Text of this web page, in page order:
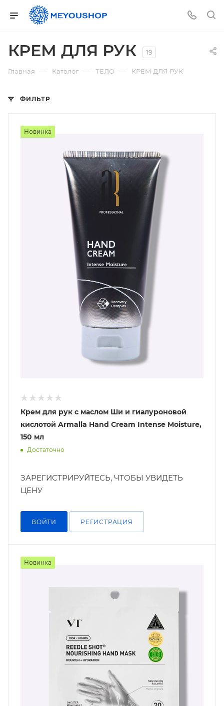
КРЕМ ДЛЯ РУК 19
Главная — Каталог — ТЕЛО — КРЕМ ДЛЯ РУК
ФИЛЬТР
Новинка
Крем для рук с маслом Ши и гиалуроновой
кислотой Armalla Hand Cream Intense Moisture,
150 мл
Достаточно
ЗАРЕГИСТРИРУЙТЕСЬ, ЧТОБЫ УВИДЕТЬ
ЦЕНУ
ВОЙТИ РЕГИСТРАЦИЯ
Новинка